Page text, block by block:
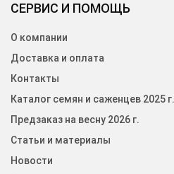
СЕРВИС И ПОМОЩЬ
О компании
Доставка и оплата
Контакты
Каталог семян и саженцев 2025 г.
Предзаказ на весну 2026 г.
Статьи и материалы
Новости